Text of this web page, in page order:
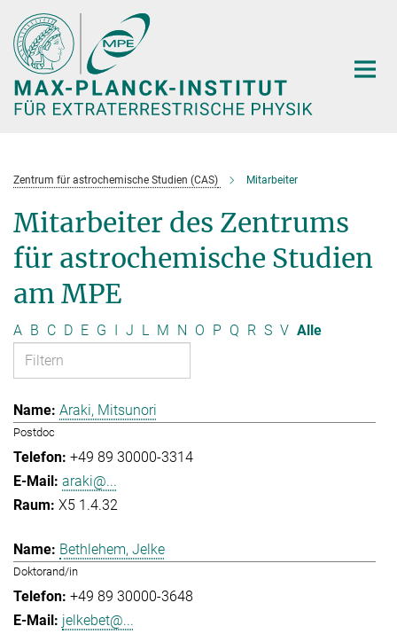
Hauptinhalt
Zentrum für astrochemische Studien (CAS) Mitarbeiter
Mitarbeiter des Zentrums
für astrochemische Studien
am MPE
A B C D E G I J L M N O P Q R S V Alle
Araki, Mitsunori
Postdoc
+49 89 30000-3314
araki@...
X5 1.4.32
Bethlehem, Jelke
Doktorand/in
+49 89 30000-3648
jelkebet@...